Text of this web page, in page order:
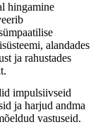
hingamine
alandades
ja rahustades
impulsiivseid
ja harjud andma
vastuseid.